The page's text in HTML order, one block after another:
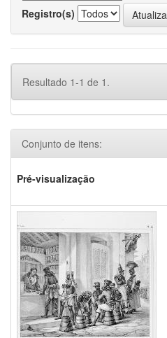
Registro(s)
Resultado 1-1 de 1.
Conjunto de itens:
Pré-visualização